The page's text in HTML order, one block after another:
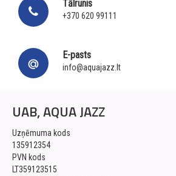
Tālrunis
+370 620 99111
E-pasts
info@aquajazz.lt
UAB, AQUA JAZZ
Uzņēmuma kods
135912354
PVN kods
LT359123515